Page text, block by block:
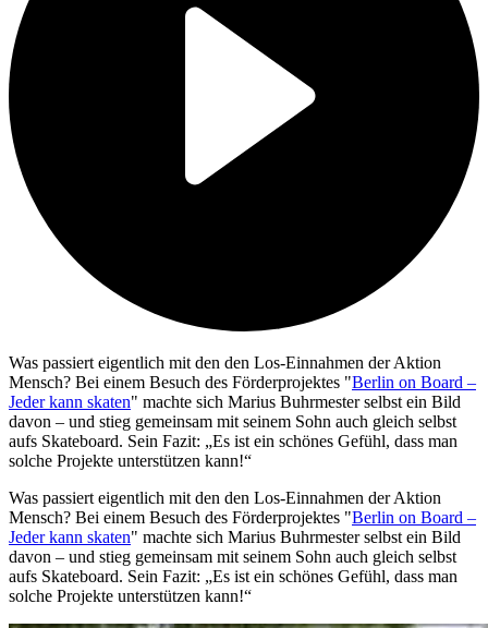
Was passiert eigentlich mit den den Los-Einnahmen der Aktion
Mensch? Bei einem Besuch des Förderprojektes "Berlin on Board –
Jeder kann skaten" machte sich Marius Buhrmester selbst ein Bild
davon – und stieg gemeinsam mit seinem Sohn auch gleich selbst
aufs Skateboard. Sein Fazit: „Es ist ein schönes Gefühl, dass man
solche Projekte unterstützen kann!“
Was passiert eigentlich mit den den Los-Einnahmen der Aktion
Mensch? Bei einem Besuch des Förderprojektes "Berlin on Board –
Jeder kann skaten" machte sich Marius Buhrmester selbst ein Bild
davon – und stieg gemeinsam mit seinem Sohn auch gleich selbst
aufs Skateboard. Sein Fazit: „Es ist ein schönes Gefühl, dass man
solche Projekte unterstützen kann!“